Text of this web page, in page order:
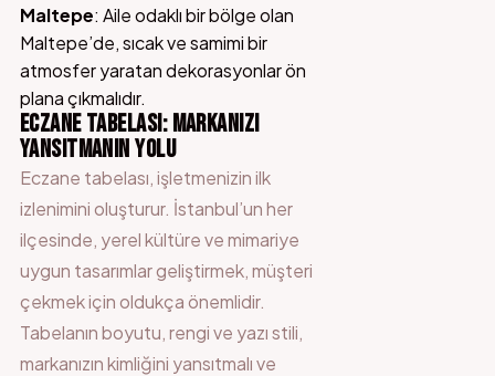
Maltepe: Aile odaklı bir bölge olan
Maltepe’de, sıcak ve samimi bir
atmosfer yaratan dekorasyonlar ön
plana çıkmalıdır.
ECZANE TABELASI: MARKANIZI
YANSITMANIN YOLU
Eczane tabelası, işletmenizin ilk
izlenimini oluşturur. İstanbul’un her
ilçesinde, yerel kültüre ve mimariye
uygun tasarımlar geliştirmek, müşteri
çekmek için oldukça önemlidir.
Tabelanın boyutu, rengi ve yazı stili,
markanızın kimliğini yansıtmalı ve